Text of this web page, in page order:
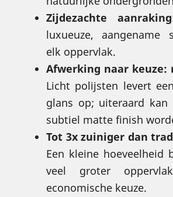
Zijdezachte aanraking
luxueuze, aangename
elk oppervlak.
Afwerking naar keuze:
Licht polijsten levert
glans op; uiteraard kan
subtiel matte finish
Tot 3x zuiniger dan
Een kleine hoeveelheid
veel groter
economische keuze.